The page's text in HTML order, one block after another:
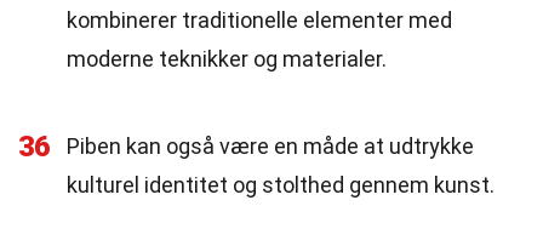
kombinerer traditionelle elementer med
moderne teknikker og materialer.
36
Piben kan også være en måde at udtrykke
kulturel identitet og stolthed gennem kunst.